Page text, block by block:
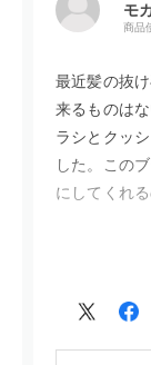
モ
商品
最近髪の抜
来るものは
ラシとクッ
した。この
にしてくれ